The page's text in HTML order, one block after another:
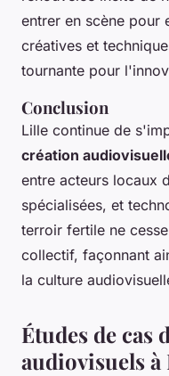
entrer en scène pour
créatives et
tournante pour
Conclusion
Lille continue de
création
entre acteurs locaux
spécialisées, et
terroir fertile ne
collectif, façonnant
la culture
Études de cas
audiovisuels